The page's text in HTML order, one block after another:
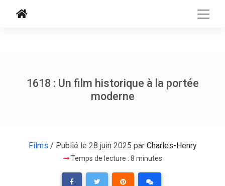
1618 : Un film historique à la portée
moderne
Films / Publié le 28 juin 2025 par Charles-Henry
Temps de lecture : 8 minutes